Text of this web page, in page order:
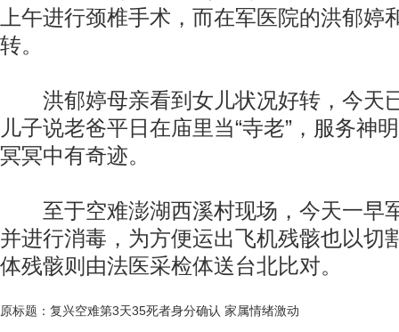
上午进行颈椎手术，而在军医院的洪郁婷
转。
洪郁婷母亲看到女儿状况好转，今天
儿子说老爸平日在庙里当“寺老”，服务神
冥冥中有奇迹。
至于空难澎湖西溪村现场，今天一早
并进行消毒，为方便运出飞机残骸也以切
体残骸则由法医采检体送台北比对。
原标题：复兴空难第3天35死者身分确认 家属情绪激动